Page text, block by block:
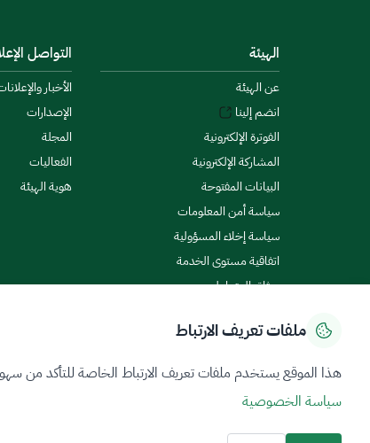
الهيئة
عن الهيئة
انضم إلينا
الفوترة الإلكترونية
المشاركة الإلكترونية
البيانات المفتوحة
سياسة أمن المعلومات
سياسة إخلاء المسؤولية
اتفاقية مستوى الخدمة
ميثاق المتعاملين
التواصل
الأخبار
الإصدارات
المجلة
الفعاليات
هوية الهيئة
جميع الحقوق محفوظة 2026 © ZATCA.GOV.SA
ملفات تعريف الارتباط
هذا الموقع يستخدم ملفات تعريف الارتباط الخاصة للتأكد من
سياسة الخصوصية